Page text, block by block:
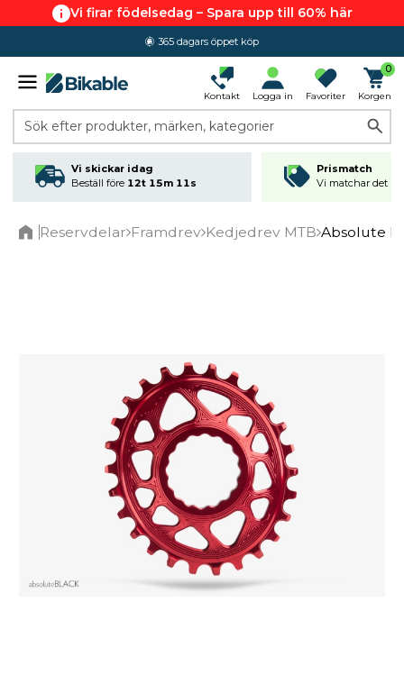
Vi firar födelsedag – Spara upp till 60% här
365 dagars öppet köp
Kontakt Logga in Favoriter
0
Korgen
Sök efter produkter, märken, kategorier
Vi skickar idag
Beställ före 12t 15m 11s
Prismatch
Vi matchar det
Reservdelar Framdrev Kedjedrev MTB Absolute